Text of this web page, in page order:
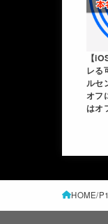
【
レる
ルセ
オフ
はオ
HOME